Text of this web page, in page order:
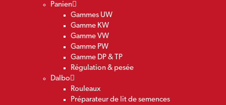
Panien
Gammes UW
Gamme KW
Gamme VW
Gamme PW
Gamme DP & TP
Régulation & pesée
Dalbo
Rouleaux
Préparateur de lit de semences